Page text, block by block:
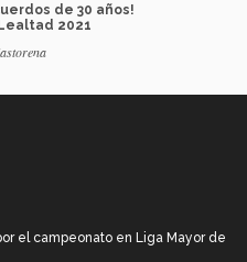
de 30 años!
2021
el campeonato en Liga Mayor de